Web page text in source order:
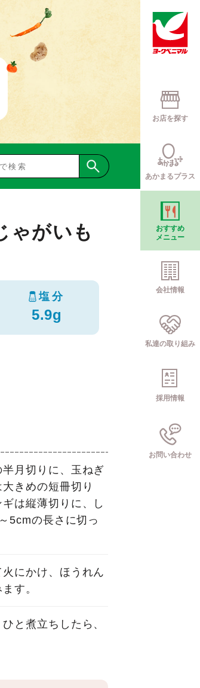
お店を探す
あかまるプラス
おすすめ
メニュー
会社情報
私達の取り組み
採用情報
お問い合わせ
ゃがいも
塩分
5.9g
月切りに、玉ねぎ
きめの短冊切り
は縦薄切りに、し
5cmの長さに切っ
にかけ、ほうれん
す。
と煮立ちしたら、